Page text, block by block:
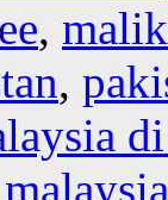
,
,